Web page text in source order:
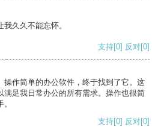
久久不能忘怀。
支持[0] 反对[0]
操作简单的办公软件，终于找到了它。这
满足我日常办公的所有需求。操作也很简
支持[0] 反对[0]